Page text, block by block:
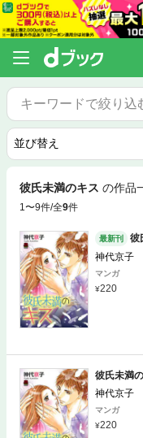
彼氏未満のキス の作品
1〜9件/全9件
最新刊
彼
神代京子
マンガ
220
彼氏未満
神代京子
マンガ
220